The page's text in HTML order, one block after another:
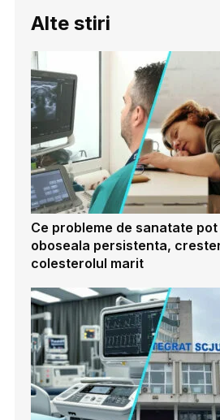
Alte stiri
Ce probleme de sanatate
oboseala persistenta,
colesterolul marit